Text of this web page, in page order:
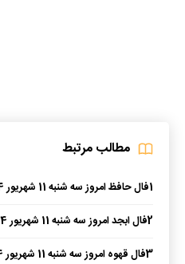
مطالب مرتبط
1فال حافظ امروز سه شنبه 11 شهریور 1404 با توضیحات
2فال ابجد امروز سه شنبه 11 شهریور 1404 را نیت کنید
3فال قهوه امروز سه شنبه 11 شهریور 1404؛ نگاهی به آینده در جام قهوه